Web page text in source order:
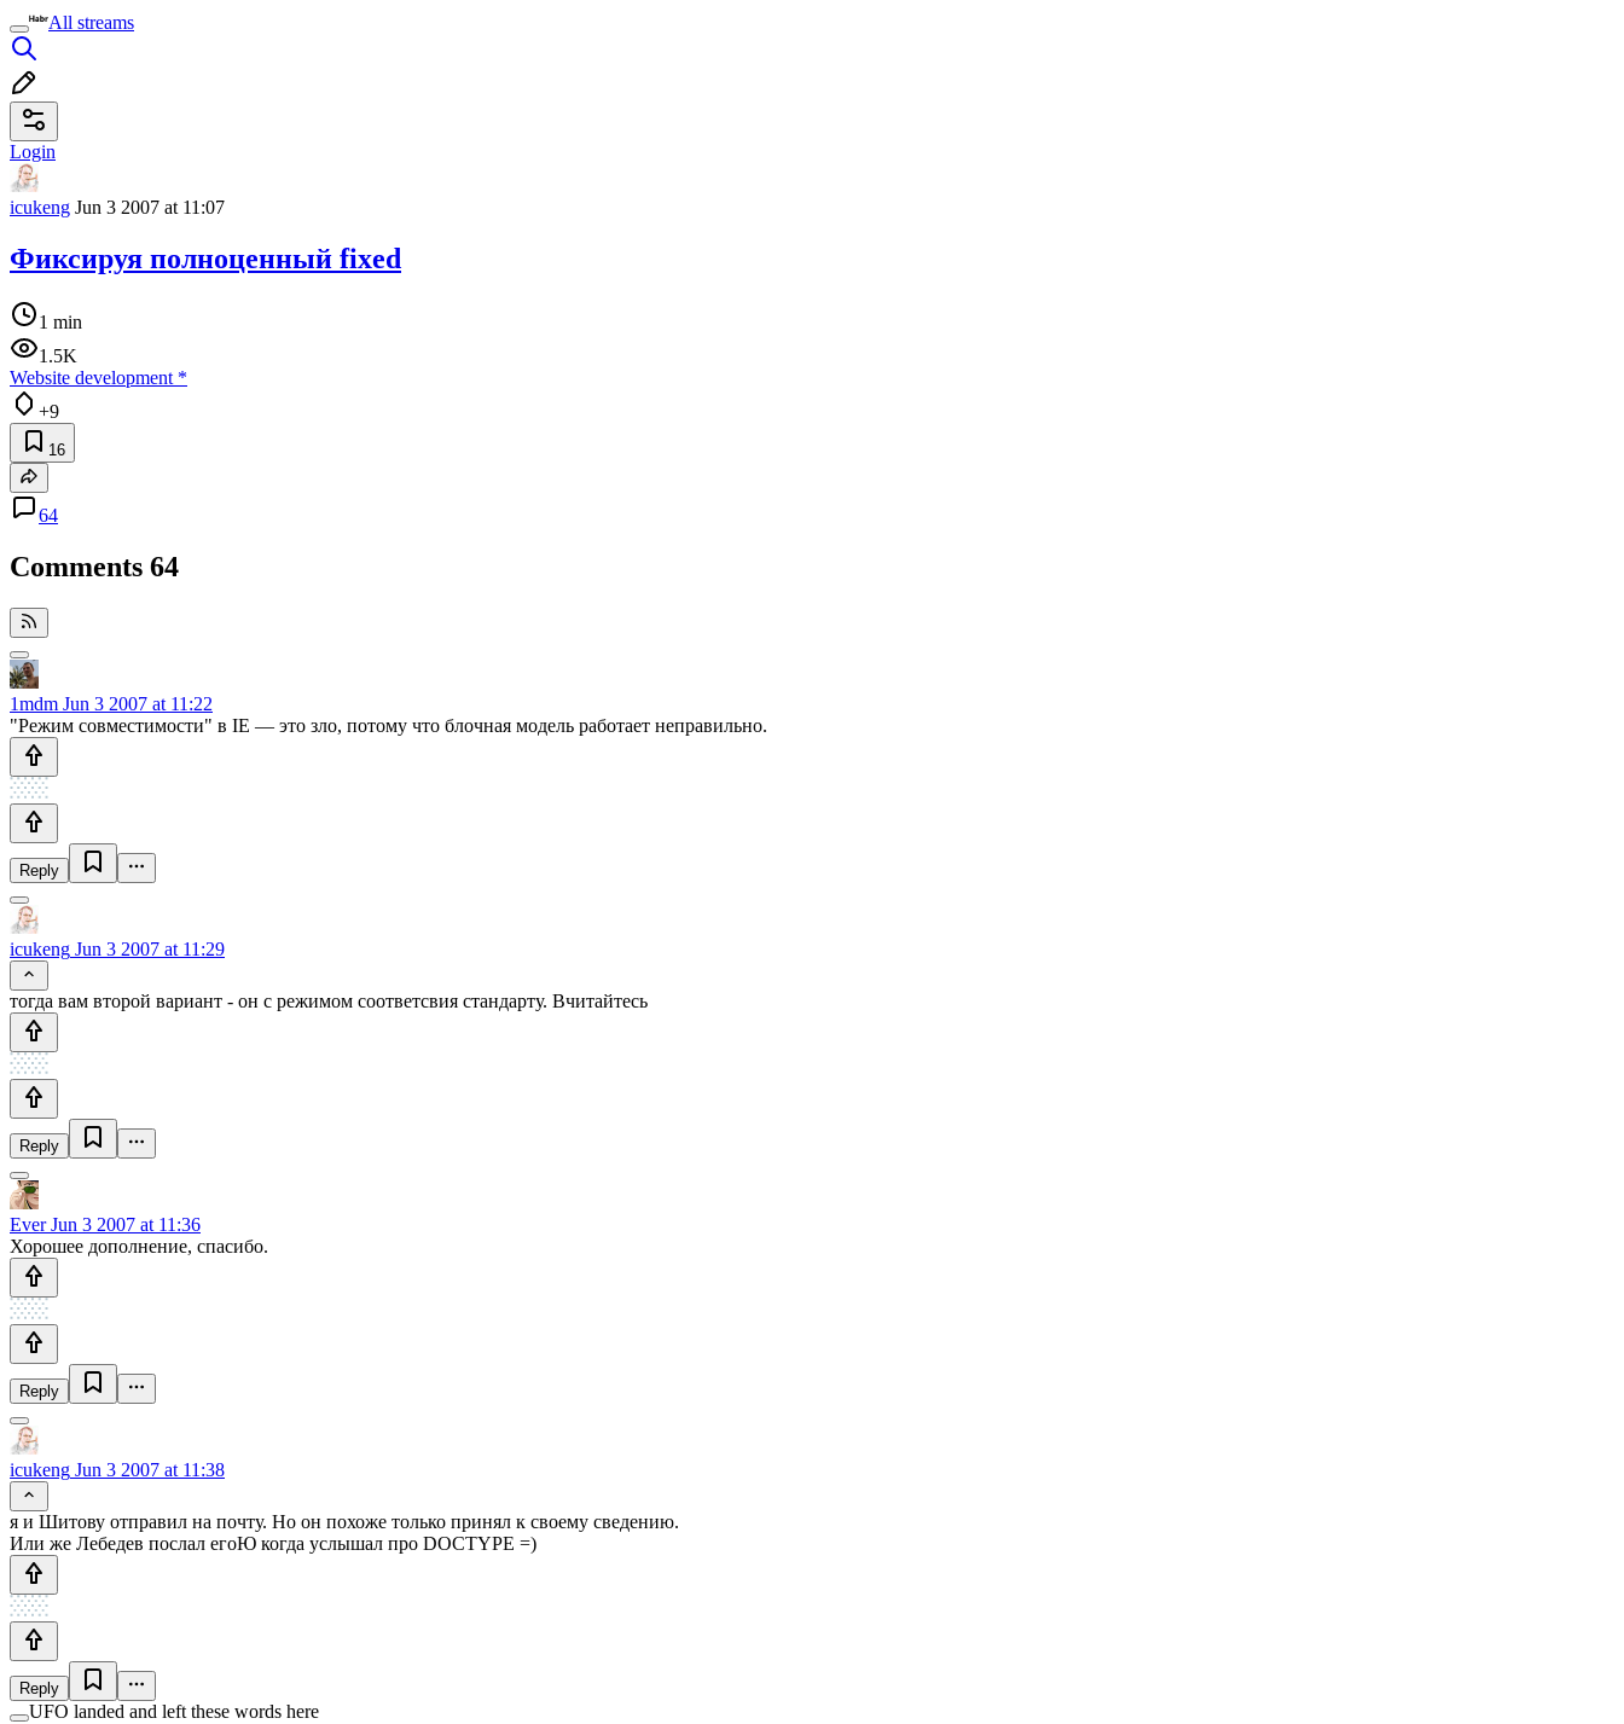
All streams
Login
icukeng Jun 3 2007 at 11:07
Фиксируя полноценный fixed
1 min
1.5K
Website development *
+9
16
64
Comments 64
1mdm Jun 3 2007 at 11:22
"Режим совместимости" в IE — это зло, потому что блочная модель работает неправильно.
Reply
icukeng Jun 3 2007 at 11:29
тогда вам второй вариант - он с режимом соответсвия стандарту. Вчитайтесь
Reply
EverJun 3 2007 at 11:36
Хорошее дополнение, спасибо.
Reply
icukeng Jun 3 2007 at 11:38
я и Шитову отправил на почту. Но он похоже только принял к своему сведению.
Или же Лебедев послал егоЮ когда услышал про DOCTYPE =)
Reply
UFO landed and left these words here